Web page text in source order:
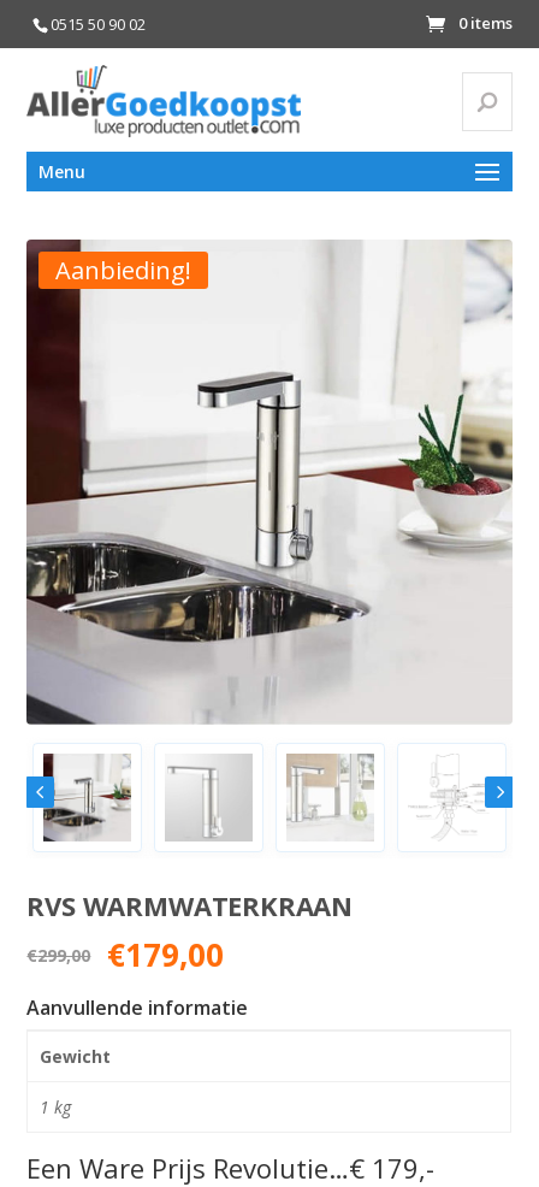
0515 50 90 02 0 items
naar:
Menu
Aanbieding!
RVS WARMWATERKRAAN
€299,00 Oorspronkelijke
prijs
was:
€179,00
is:
Aanvullende informatie
Gewicht
1 kg
Een Ware Prijs Revolutie…€ 179,-